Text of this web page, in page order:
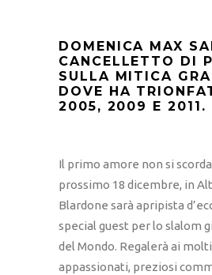
DOMENICA MAX
CANCELLETTO DI
SULLA MITICA
DOVE HA
2005, 2009 E 2011.
Il primo amore non si
prossimo 18 dicembre, in
Blardone sarà apripista
special guest per lo slalom
del Mondo. Regalerà ai
appassionati, preziosi